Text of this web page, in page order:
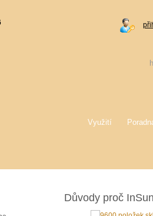
Využití
Důvody proč